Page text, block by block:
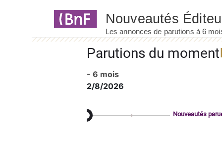
Parutions du moment
- 6 mois
2/8/2026
Nouveautés